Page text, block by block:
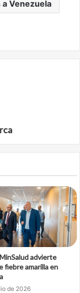
Venezuela
advierte
fiebre amarilla en
de 2026